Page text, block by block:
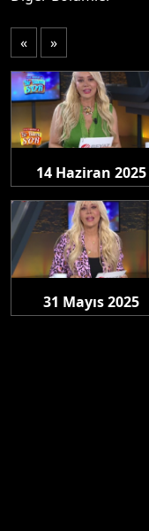
« »
14 Haziran 2025
31 Mayıs 2025